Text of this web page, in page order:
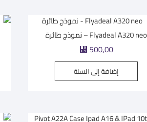
Flyadeal A320 neo – نموذج طائرة
⃁ 500,00
إضافة إلى السلة